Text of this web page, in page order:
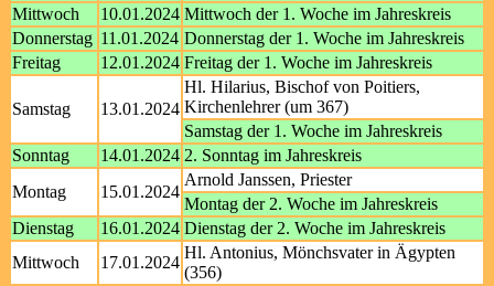
Mittwoch
10.01.2024 Mittwoch der 1. Woche im Jahreskreis
Donnerstag 11.01.2024 Donnerstag der 1. Woche im Jahreskreis
Freitag
12.01.2024 Freitag der 1. Woche im Jahreskreis
Samstag 13.01.2024
Hl. Hilarius, Bischof von Poitiers,
Kirchenlehrer (um 367)
Samstag der 1. Woche im Jahreskreis
Sonntag
14.01.2024 2. Sonntag im Jahreskreis
Montag
15.01.2024
Arnold Janssen, Priester
Montag der 2. Woche im Jahreskreis
Dienstag
16.01.2024 Dienstag der 2. Woche im Jahreskreis
Mittwoch
17.01.2024
Hl. Antonius, Mönchsvater in Ägypten
(356)